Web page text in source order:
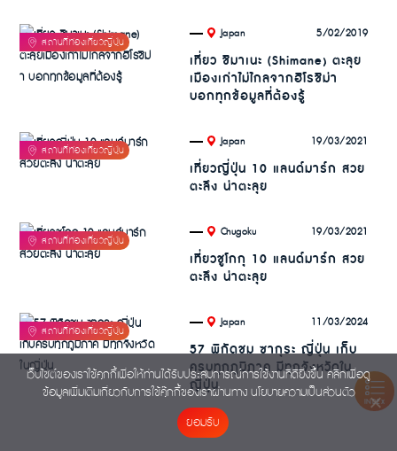
INDEX
. Japan 5/02/2019
เที่ยว ชิมาเนะ (Shimane) ตะลุย
เมืองเก่าไม่ไกลจากฮิโรชิม่า
บอกทุกข้อมูลที่ต้องรู้
. Japan 19/03/2021
เที่ยวญี่ปุ่น 10 แลนด์มาร์ก สวย
ตะลึง น่าตะลุย
. Chugoku 19/03/2021
เที่ยวชูโกกุ 10 แลนด์มาร์ก สวย
ตะลึง น่าตะลุย
. Japan 11/03/2024
57 พิกัดชม ซากุระ ญี่ปุ่น เก็บ
ครบทุกภูมิภาค มีทุกจังหวัดใน
ญี่ปุ่น
เว็บไซต์ของเราใช้คุกกี้เพื่อให้ท่านได้รับประสบการณ์การใช้งานที่ดียิ่งขึ้น คลิกเพื่อดู
ข้อมูลเพิ่มเติมเกี่ยวกับการใช้คุ๊กกี้ของเราผ่านทาง นโยบายความเป็นส่วนตัว
ยอมรับ